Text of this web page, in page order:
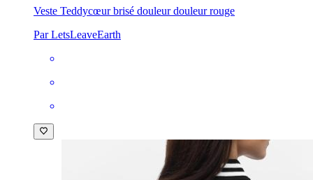
Veste Teddycœur brisé douleur douleur rouge
Par LetsLeaveEarth